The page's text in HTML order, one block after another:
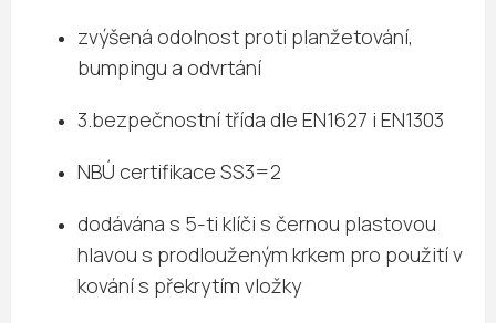
zvýšená odolnost proti planžetování,
bumpingu a odvrtání
3.bezpečnostní třída dle EN1627 i EN1303
NBÚ certifikace SS3=2
dodávána s 5-ti klíči s černou plastovou
hlavou s prodlouženým krkem pro použití v
kování s překrytím vložky